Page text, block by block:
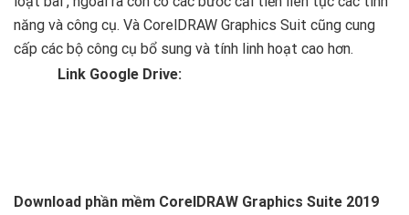
năng và công cụ. Và CorelDRAW Graphics Suit cũng cung
cấp các bộ công cụ bổ sung và tính linh hoạt cao hơn.
Link Google Drive:
Download phần mềm CorelDRAW Graphics Suite 2019